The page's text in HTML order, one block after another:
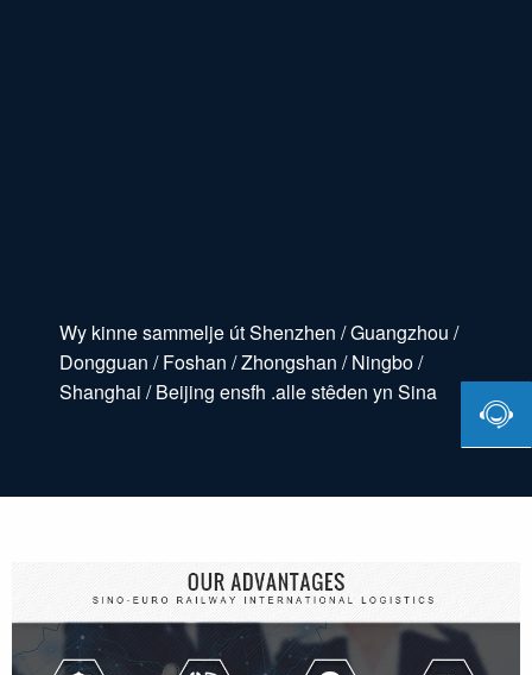
Wy kinne sammelje út Shenzhen / Guangzhou /
Dongguan / Foshan / Zhongshan / Ningbo /
Shanghai / Beijing ensfh .alle stêden yn Sina
